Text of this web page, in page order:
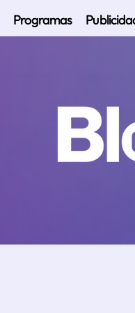
Programas